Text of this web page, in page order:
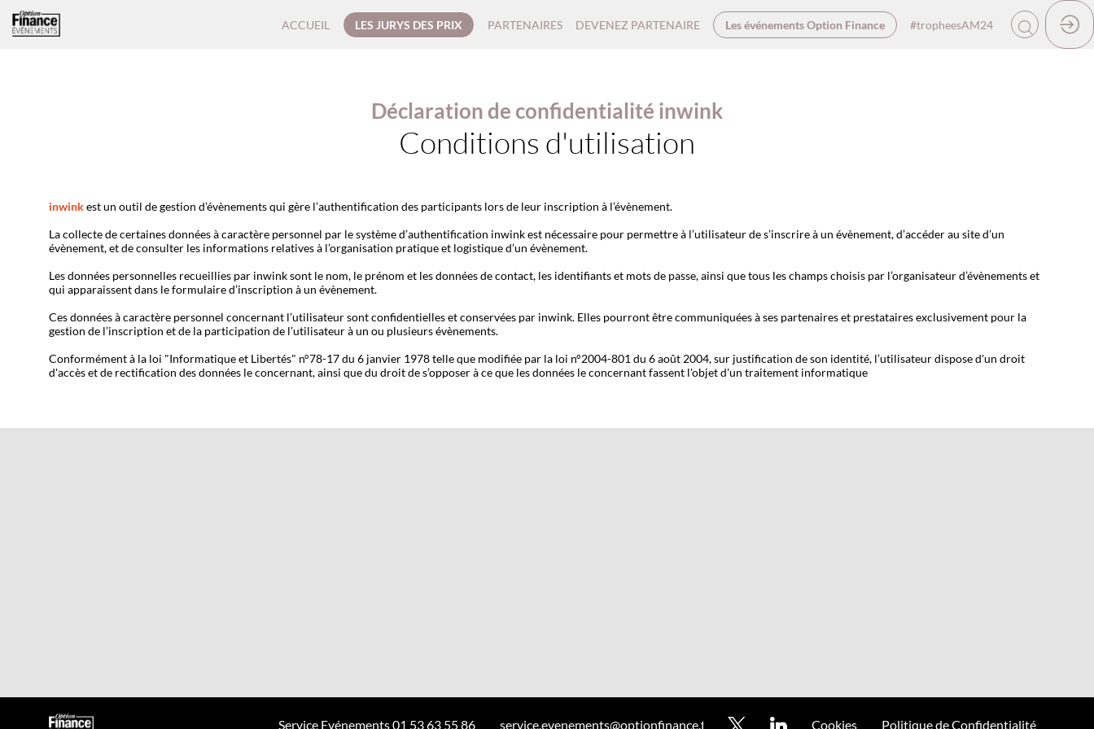
ACCUEIL LES JURYS DES PRIX PARTENAIRES DEVENEZ PARTENAIRE Les événements Option Finance #tropheesAM24
Déclaration de confidentialité inwink
Conditions d'utilisation
inwinkest un outil de gestion d’évènements qui gère l’authentification des participants lors de leur inscription à l’évènement.
La collecte de certaines données à caractère personnel par le système d’authentification inwink est nécessaire pour permettre à l’utilisateur de s’inscrire à un évènement, d’accéder au site d’un
évènement, et de consulter les informations relatives à l’organisation pratique et logistique d’un évènement.
Les données personnelles recueillies par inwink sont le nom, le prénom et les données de contact, les identifiants et mots de passe, ainsi que tous les champs choisis par l’organisateur d’évènements et
qui apparaissent dans le formulaire d’inscription à un évènement.
Ces données à caractère personnel concernant l’utilisateur sont confidentielles et conservées par inwink. Elles pourront être communiquées à ses partenaires et prestataires exclusivement pour la
gestion de l’inscription et de la participation de l’utilisateur à un ou plusieurs évènements.
Conformément à la loi "Informatique et Libertés" n°78-17 du 6 janvier 1978 telle que modifiée par la loi n°2004-801 du 6 août 2004, sur justification de son identité, l’utilisateur dispose d'un droit
d'accès et de rectification des données le concernant, ainsi que du droit de s’opposer à ce que les données le concernant fassent l'objet d'un traitement informatique
Service Evénements 01 53 63 55 86 service.evenements@optionfinance.fr Cookies Politique de Confidentialité